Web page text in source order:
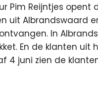
Pim Reijntjes opent
uit Albrandswaard
In
En de klanten
4 juni zien de